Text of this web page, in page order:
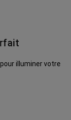
illuminer votre